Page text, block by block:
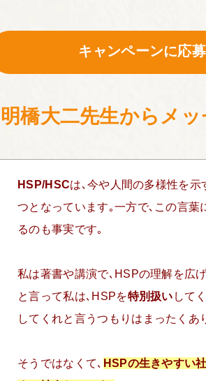
キャンペーンに応
橋大二先生からメッ
HSP/HSCは､今や人間の多様性を示
つとなっています｡一方で､この言葉
るのも事実です｡
私は著書や講演で､HSPの理解を広
と言って私は､HSPを特別扱い して
してくれと言うつもりはまったくあ
そうではなくて､ HSPの生きやすい